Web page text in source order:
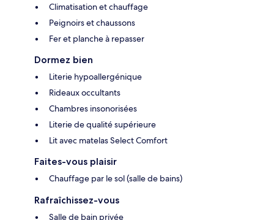
Climatisation et chauffage
Peignoirs et chaussons
Fer et planche à repasser
Dormez bien
Literie hypoallergénique
Rideaux occultants
Chambres insonorisées
Literie de qualité supérieure
Lit avec matelas Select Comfort
Faites-vous plaisir
Chauffage par le sol (salle de bains)
Rafraîchissez-vous
Salle de bain privée